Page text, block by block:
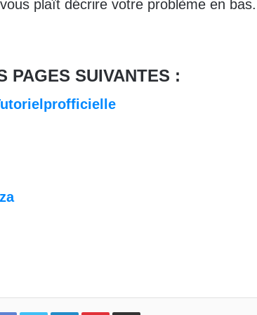
plaît décrire votre problème en bas.
PAGES SUIVANTES :
FacebookTwitterLinkedinPinterestPartager par email